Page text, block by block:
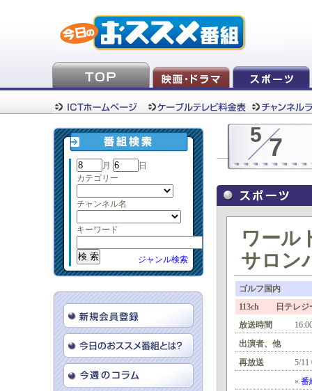
月
日
カテゴリー
チャンネル名
キーワード
ジャンル検索
5 7
ワール
サロン
ゴルフ国内
113ch 日テレジ
放送時間
出演者、他
再放送
5/
» 番